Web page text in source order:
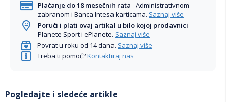
Plaćanje do 18 mesečnih rata - Administrativnom
zabranom i Banca Intesa karticama. Saznaj više
Poruči i plati ovaj artikal u bilo kojoj prodavnici
Planete Sport i ePlanete. Saznaj više
Povrat u roku od 14 dana. Saznaj više
Treba ti pomoć?Kontaktiraj nas
Pogledajte i sledeće artikle